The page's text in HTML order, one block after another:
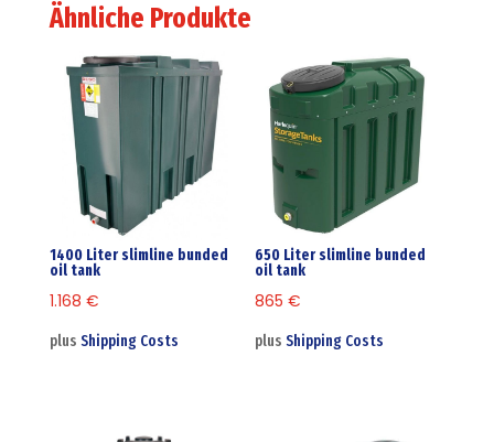
Ähnliche Produkte
1400 Liter slimline bunded
oil tank
1.168 €
plus Shipping Costs
650 Liter slimline bunded
oil tank
865€
plusShipping Costs